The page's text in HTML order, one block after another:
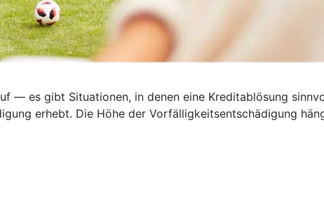
— es gibt Situationen, in denen eine Kreditablösung
erhebt. Die Höhe der Vorfälligkeitsentschädigung